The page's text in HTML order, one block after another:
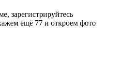
зарегистрируйтесь
ещё 77 и откроем фото